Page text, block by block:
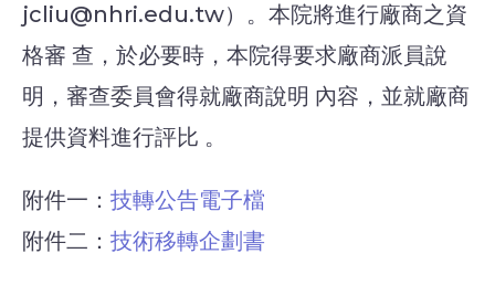
jcliu@nhri.edu.tw）。本院將進行廠商之資
格審 查，於必要時，本院得要求廠商派員說
明，審查委員會得就廠商說明 內容，並就廠商
提供資料進行評比 。
附件一： 技轉公告電子檔
附件二： 技術移轉企劃書